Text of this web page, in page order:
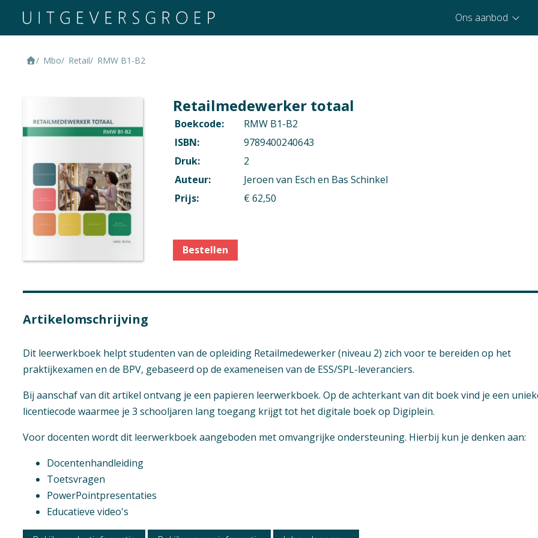
Mbo: Retail
Praktijkvak
Retailmedewerker
Ons aanbod
Mbo Retail RMW B1-B2
Retailmedewerker totaal
Boekcode:
RMW B1-B2
ISBN:
9789400240643
Druk:
2
Auteur:
Jeroen van Esch en Bas Schinkel
Prijs:
€ 62,50
Bestellen
Artikelomschrijving
Dit leerwerkboek helpt studenten van de opleiding Retailmedewerker (niveau 2) zich voor te bereiden op het
praktijkexamen en de BPV, gebaseerd op de exameneisen van de ESS/SPL-leveranciers.
Bij aanschaf van dit artikel ontvang je een papieren leerwerkboek. Op de achterkant van dit boek vind je een
licentiecode waarmee je 3 schooljaren lang toegang krijgt tot het digitale boek op Digiplein.
Voor docenten wordt dit leerwerkboek aangeboden met omvangrijke ondersteuning. Hierbij kun je denken aan:
Docentenhandleiding
Toetsvragen
PowerPointpresentaties
Educatieve video's